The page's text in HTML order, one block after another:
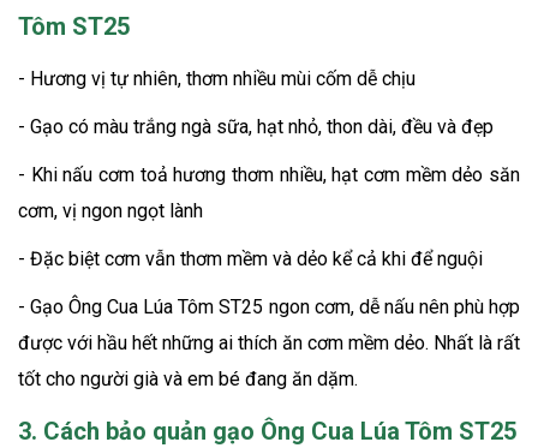
Tôm ST25
- Hương vị tự nhiên, thơm nhiều mùi cốm dễ chịu
- Gạo có màu trắng ngà sữa, hạt nhỏ, thon dài, đều và đẹp
- Khi nấu cơm toả hương thơm nhiều, hạt cơm mềm dẻo săn
cơm, vị ngon ngọt lành
- Đặc biệt cơm vẫn thơm mềm và dẻo kể cả khi để nguội
- Gạo Ông Cua Lúa Tôm ST25 ngon cơm, dễ nấu nên phù hợp
được với hầu hết những ai thích ăn cơm mềm dẻo. Nhất là rất
tốt cho người già và em bé đang ăn dặm.
3. Cách bảo quản gạo Ông Cua Lúa Tôm ST25